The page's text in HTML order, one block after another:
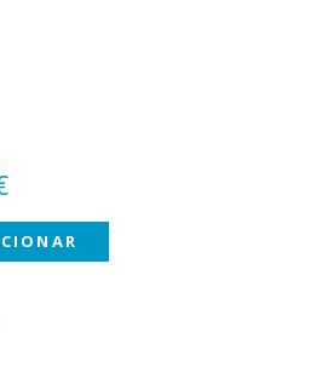
O
preço
atual